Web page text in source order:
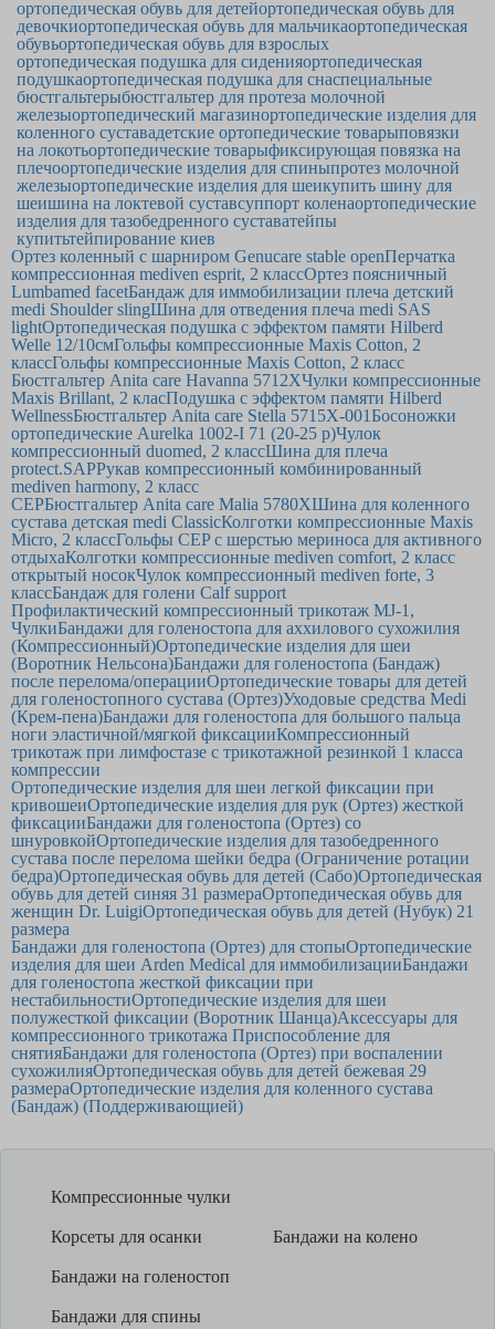
ортопедическая обувь для детейортопедическая обувь для
девочкиортопедическая обувь для мальчикаортопедическая
обувьортопедическая обувь для взрослых
ортопедическая подушка для сиденияортопедическая
подушкаортопедическая подушка для снаспециальные
бюстгальтерыбюстгальтер для протеза молочной
железыортопедический магазинортопедические изделия для
коленного суставадетские ортопедические товарыповязки
на локотьортопедические товарыфиксирующая повязка на
плечоортопедические изделия для спиныпротез молочной
железыортопедические изделия для шеикупить шину для
шеишина на локтевой суставсуппорт коленаортопедические
изделия для тазобедренного суставатейпы
купитьтейпирование киев
Ортез коленный с шарниром Genucare stable openПерчатка
компрессионная mediven esprit, 2 классОртез поясничный
Lumbamed facetБандаж для иммобилизации плеча детский
medi Shoulder slingШина для отведения плеча medi SAS
lightОртопедическая подушка с эффектом памяти Hilberd
Welle 12/10смГольфы компрессионные Maxis Cotton, 2
классГольфы компрессионные Maxis Cotton, 2 класс
Бюстгальтер Anita care Havanna 5712ХЧулки компрессионные
Maxis Brillant, 2 класПодушка с эффектом памяти Hilberd
WellnessБюстгальтер Anita care Stella 5715Х-001Босоножки
ортопедические Aurelka 1002-I 71 (20-25 р)Чулок
компрессионный duomed, 2 классШина для плеча
protect.SАРРукав компрессионный комбинированный
mediven harmony, 2 класс
CEPБюстгальтер Anita care Malia 5780ХШина для коленного
сустава детская medi ClassicКолготки компрессионные Maxis
Micro, 2 классГольфы CEP с шерстью мериноса для активного
отдыхаКолготки компрессионные mediven comfort, 2 класс
открытый носокЧулок компрессионный mediven forte, 3
классБандаж для голени Calf support
Профилактический компрессионный трикотаж MJ-1,
ЧулкиБандажи для голеностопа для аххилового сухожилия
(Компрессионный)Ортопедические изделия для шеи
(Воротник Нельсона)Бандажи для голеностопа (Бандаж)
после перелома/операцииОртопедические товары для детей
для голеностопного сустава (Ортез)Уходовые средства Medi
(Крем-пена)Бандажи для голеностопа для большого пальца
ноги эластичной/мягкой фиксацииКомпрессионный
трикотаж при лимфостазе с трикотажной резинкой 1 класса
компрессии
Ортопедические изделия для шеи легкой фиксации при
кривошеиОртопедические изделия для рук (Ортез) жесткой
фиксацииБандажи для голеностопа (Ортез) со
шнуровкойОртопедические изделия для тазобедренного
сустава после перелома шейки бедра (Ограничение ротации
бедра)Ортопедическая обувь для детей (Сабо)Ортопедическая
обувь для детей синяя 31 размераОртопедическая обувь для
женщин Dr. LuigiОртопедическая обувь для детей (Нубук) 21
размера
Бандажи для голеностопа (Ортез) для стопыОртопедические
изделия для шеи Arden Medical для иммобилизацииБандажи
для голеностопа жесткой фиксации при
нестабильностиОртопедические изделия для шеи
полужесткой фиксации (Воротник Шанца)Аксессуары для
компрессионного трикотажа Приспособление для
снятияБандажи для голеностопа (Ортез) при воспалении
сухожилияОртопедическая обувь для детей бежевая 29
размераОртопедические изделия для коленного сустава
(Бандаж) (Поддерживающией)
Компрессионные чулки
Корсеты для осанки Бандажи на колено
Бандажи на голеностоп
Бандажи для спины